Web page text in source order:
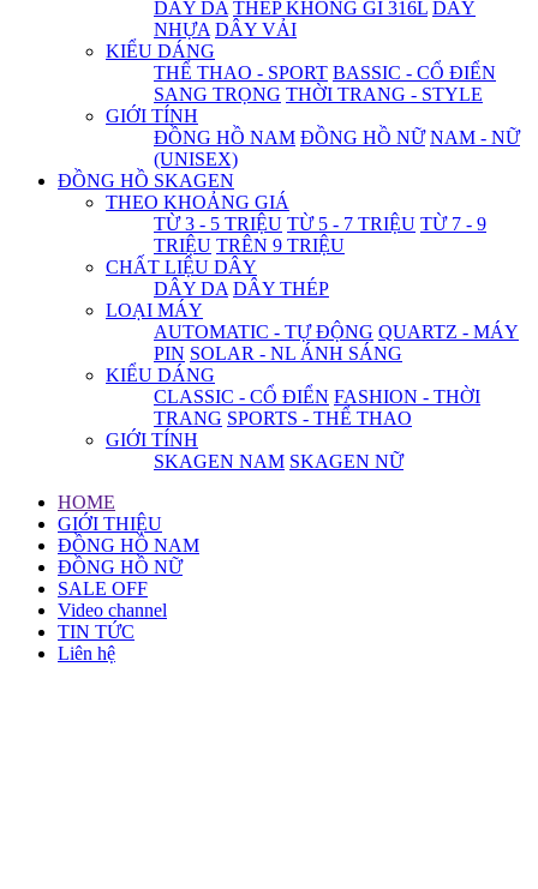
DÂY DA THÉP KHÔNG GỈ 316L DÂY
NHỰA DÂY VẢI
KIỂU DÁNG
THỂ THAO - SPORT BASSIC - CỔ ĐIỂN
SANG TRỌNG THỜI TRANG - STYLE
GIỚI TÍNH
ĐỒNG HỒ NAM ĐỒNG HỒ NỮ NAM - NỮ
(UNISEX)
ĐỒNG HỒ SKAGEN
THEO KHOẢNG GIÁ
TỪ 3 - 5 TRIỆU TỪ 5 - 7 TRIỆU TỪ 7 - 9
TRIỆU TRÊN 9 TRIỆU
CHẤT LIỆU DÂY
DÂY DA DÂY THÉP
LOẠI MÁY
AUTOMATIC - TỰ ĐỘNG QUARTZ - MÁY
PIN SOLAR - NL ÁNH SÁNG
KIỂU DÁNG
CLASSIC - CỔ ĐIỂN FASHION - THỜI
TRANG SPORTS - THỂ THAO
GIỚI TÍNH
SKAGEN NAM SKAGEN NỮ
HOME
GIỚI THIỆU
ĐỒNG HỒ NAM
ĐỒNG HỒ NỮ
SALE OFF
Video channel
TIN TỨC
Liên hệ